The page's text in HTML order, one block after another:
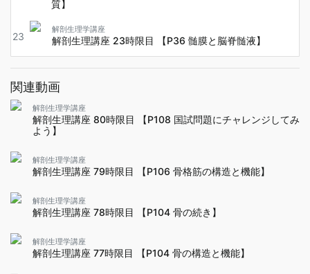
質】
23
解剖生理学講座
解剖生理講座 23時限目 【P36 髄膜と脳脊髄液】
24
解剖生理学講座
してみよう】
解剖生理学講座
解剖生理講座 25時限目 【P40 内分泌系】
26 解剖生理講座 26時限目 【P40 下垂体】
27 解剖生理講座 27時限目 【P42_甲状腺】
28
解剖生理学講座
関連動画
解剖生理学講座
解剖生理講座 80時限目 【P108 国試問題にチャレンジしてみ
よう】
解剖生理学講座
解剖生理講座 79時限目 【P106 骨格筋の構造と機能】
解剖生理学講座
解剖生理講座 78時限目 【P104 骨の続き】
解剖生理学講座
解剖生理講座 77時限目 【P104 骨の構造と機能】